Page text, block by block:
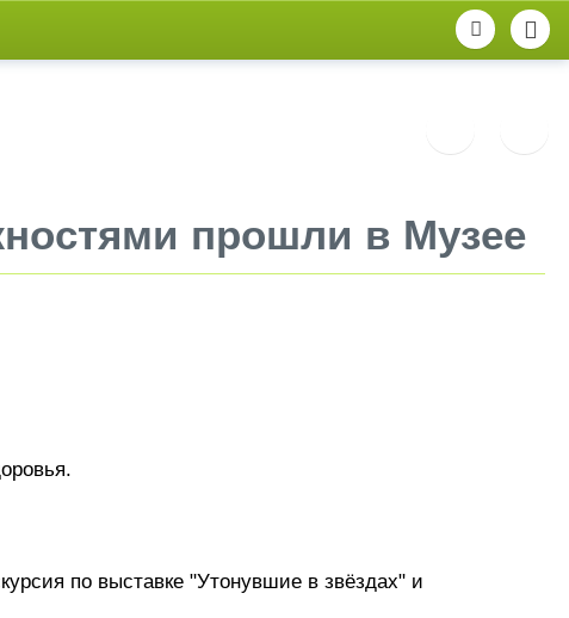
прошли в Музее
по выставке "Утонувшие в звёздах" и